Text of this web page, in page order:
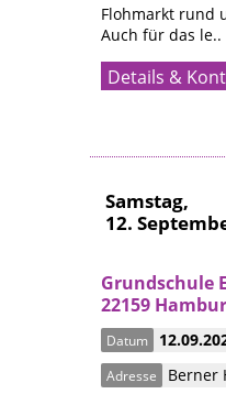
Flohmarkt rund
Auch für das le..
Details &
Samstag,
12.
Grundschule
22159
Datum
Adresse Berner